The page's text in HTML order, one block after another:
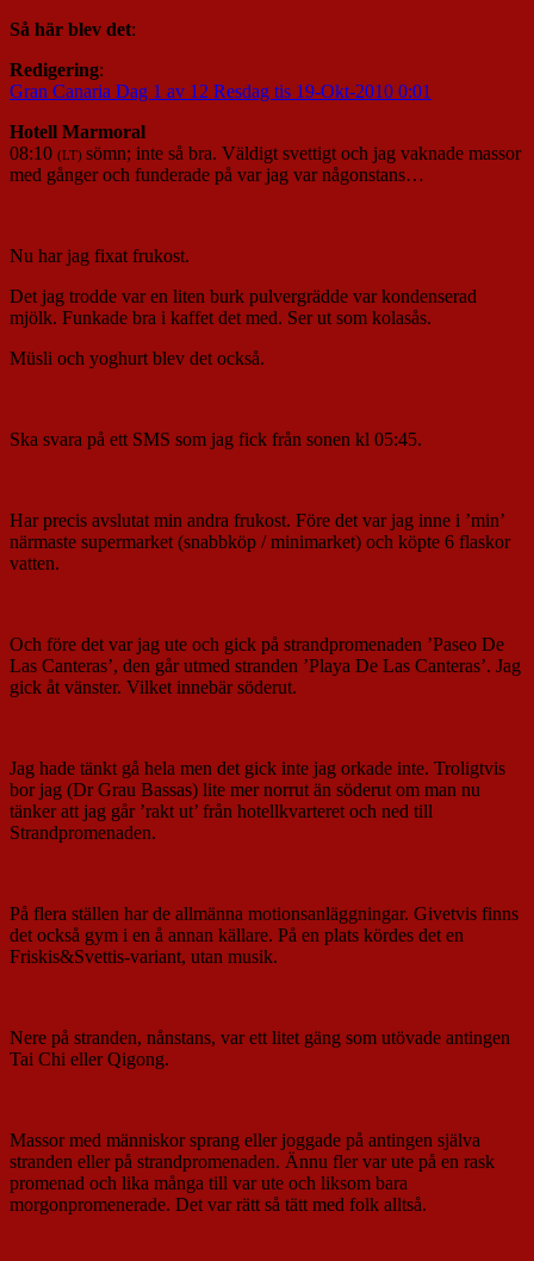
Så här blev det:
Redigering:
Gran Canaria Dag 1 av 12 Resdag tis 19-Okt-2010 0:01
Hotell Marmoral
08:10 (LT) sömn; inte så bra. Väldigt svettigt och jag vaknade massor
med gånger och funderade på var jag var någonstans…
Nu har jag fixat frukost.
Det jag trodde var en liten burk pulvergrädde var kondenserad
mjölk. Funkade bra i kaffet det med. Ser ut som kolasås.
Müsli och yoghurt blev det också.
Ska svara på ett SMS som jag fick från sonen kl 05:45.
Har precis avslutat min andra frukost. Före det var jag inne i ’min’
närmaste supermarket (snabbköp / minimarket) och köpte 6 flaskor
vatten.
Och före det var jag ute och gick på strandpromenaden ’Paseo De
Las Canteras’, den går utmed stranden ’Playa De Las Canteras’. Jag
gick åt vänster. Vilket innebär söderut.
Jag hade tänkt gå hela men det gick inte jag orkade inte. Troligtvis
bor jag (Dr Grau Bassas) lite mer norrut än söderut om man nu
tänker att jag går ’rakt ut’ från hotellkvarteret och ned till
Strandpromenaden.
På flera ställen har de allmänna motionsanläggningar. Givetvis finns
det också gym i en å annan källare. På en plats kördes det en
Friskis&Svettis-variant, utan musik.
Nere på stranden, nånstans, var ett litet gäng som utövade antingen
Tai Chi eller Qigong.
Massor med människor sprang eller joggade på antingen själva
stranden eller på strandpromenaden. Ännu fler var ute på en rask
promenad och lika många till var ute och liksom bara
morgonpromenerade. Det var rätt så tätt med folk alltså.